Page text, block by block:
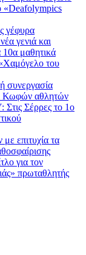
«Deafolympics
γέφυρα
γενιά και
10α μαθητικά
του
συνεργασία
Κωφών αθλητών
Σέρρες το 1ο
επιτυχία τα
για τον
πρωταθλητής